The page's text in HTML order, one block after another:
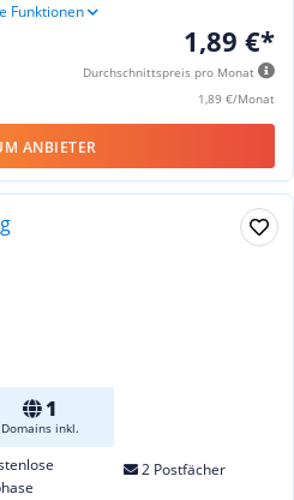
Funktionen
1,89 €*
Durchschnittspreis pro Monat
1,89 €/Monat
ANBIETER
1
Domains inkl.
2 Postfächer